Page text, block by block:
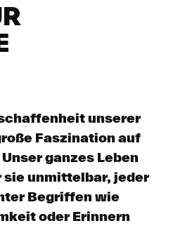
unserer
Faszination auf
ganzes Leben
unmittelbar, jeder
Begriffen wie
oder Erinnern